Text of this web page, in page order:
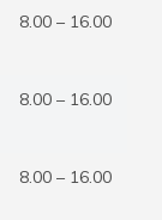
8.00 – 16.00
8.00 – 16.00
8.00 – 16.00